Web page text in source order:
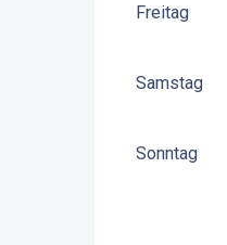
Freitag
Samstag
Sonntag